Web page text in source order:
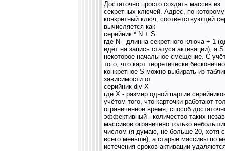
Достаточно просто создать массив из
секретных ключей. Адрес, по
конкретный ключ, соответствующий
вычисляется как
серийник * N + S
где N - длинна секретного ключа + 1
идёт на запись статуса активации), а
некоторое начальное смещение. С
того, что карт теоретически
конкретное S можно выбирать из
зависимости от
серийник div X
где X - размер одной партии
учётом того, что карточки работают
ограниченное время, способ
эффективный - количество таких
массивов ограничено только
числом (я думаю, не больше 20, хотя
всего меньше), а старые массивы по
истечения сроков активации